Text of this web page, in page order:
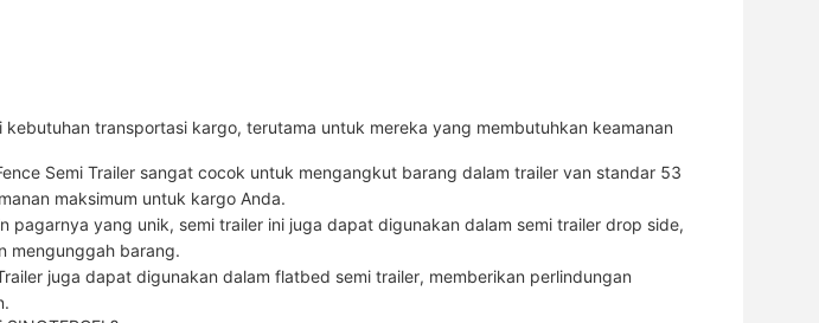
transportasi kargo, terutama untuk mereka yang membutuhkan keamanan
Semi Trailer sangat cocok untuk mengangkut barang dalam trailer van standar 53
maksimum untuk kargo Anda.
pagarnya yang unik, semi trailer ini juga dapat digunakan dalam semi trailer drop side,
mengunggah barang.
juga dapat digunakan dalam flatbed semi trailer, memberikan perlindungan